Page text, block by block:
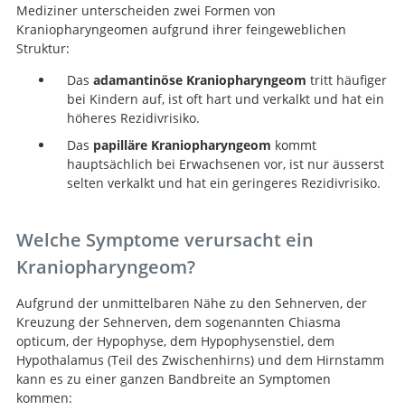
Mediziner unterscheiden zwei Formen von
Kraniopharyngeomen aufgrund ihrer feingeweblichen
Struktur:
Das adamantinöse Kraniopharyngeom tritt häufiger
bei Kindern auf, ist oft hart und verkalkt und hat ein
höheres Rezidivrisiko.
Das papilläre Kraniopharyngeom kommt
hauptsächlich bei Erwachsenen vor, ist nur äusserst
selten verkalkt und hat ein geringeres Rezidivrisiko.
Welche Symptome verursacht ein
Kraniopharyngeom?
Aufgrund der unmittelbaren Nähe zu den Sehnerven, der
Kreuzung der Sehnerven, dem sogenannten Chiasma
opticum, der Hypophyse, dem Hypophysenstiel, dem
Hypothalamus (Teil des Zwischenhirns) und dem Hirnstamm
kann es zu einer ganzen Bandbreite an Symptomen
kommen: